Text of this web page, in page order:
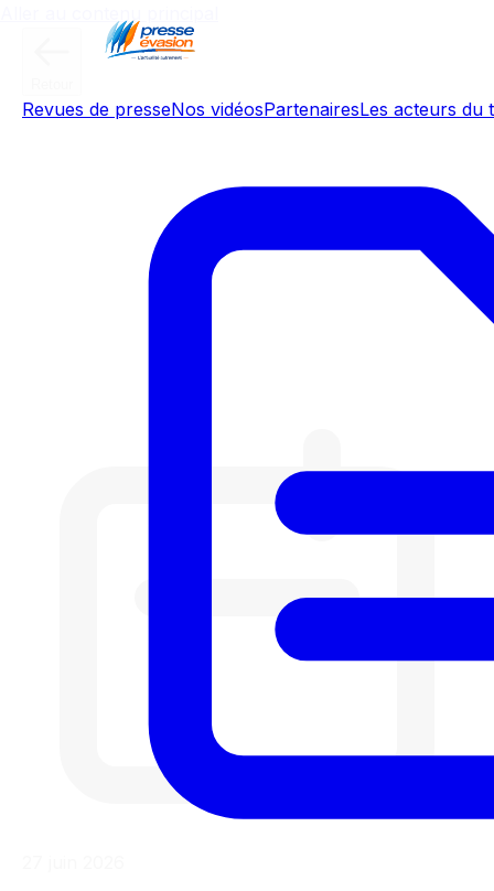
Revues de presseNos vidéosPartenairesLes acteurs du
peur à la France: avec une
production multipliée par 7 en 10
ans, le pays est en passe de